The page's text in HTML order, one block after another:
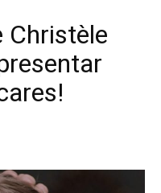
Christèle